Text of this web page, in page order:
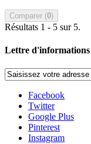
Comparer (0)
Résultats 1 - 5 sur 5.
Lettre d'informations
Facebook
Twitter
Google Plus
Pinterest
Instagram